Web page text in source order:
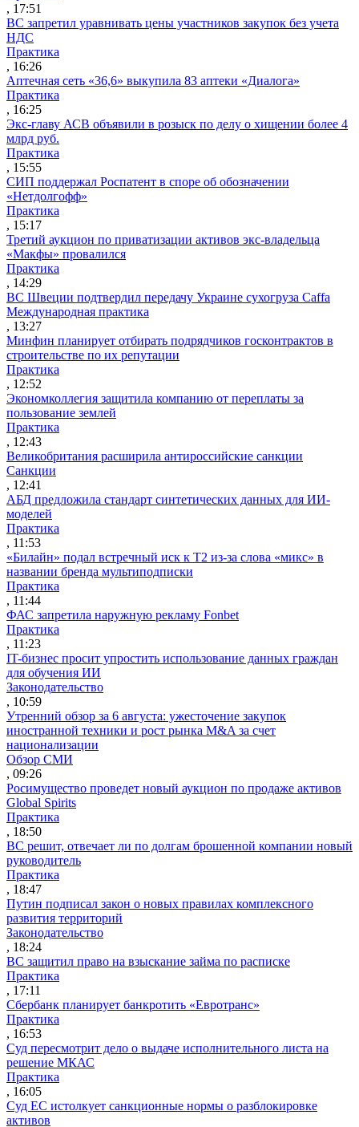
, 17:51
ВС запретил уравнивать цены участников закупок без учета
НДС
Практика
, 16:26
Аптечная сеть «36,6» выкупила 83 аптеки «Диалога»
Практика
, 16:25
Экс-главу АСВ объявили в розыск по делу о хищении более 4
млрд руб.
Практика
, 15:55
СИП поддержал Роспатент в споре об обозначении
«Нетдолгофф»
Практика
, 15:17
Третий аукцион по приватизации активов экс-владельца
«Макфы» провалился
Практика
, 14:29
ВС Швеции подтвердил передачу Украине сухогруза Caffa
Международная практика
, 13:27
Минфин планирует отбирать подрядчиков госконтрактов в
строительстве по их репутации
Практика
, 12:52
Экономколлегия защитила компанию от переплаты за
пользование землей
Практика
, 12:43
Великобритания расширила антироссийские санкции
Санкции
, 12:41
АБД предложила стандарт синтетических данных для ИИ-
моделей
Практика
, 11:53
«Билайн» подал встречный иск к Т2 из-за слова «микс» в
названии бренда мультиподписки
Практика
, 11:44
ФАС запретила наружную рекламу Fonbet
Практика
, 11:23
IT-бизнес просит упростить использование данных граждан
для обучения ИИ
Законодательство
, 10:59
Утренний обзор за 6 августа: ужесточение закупок
иностранной техники и рост рынка M&A за счет
национализации
Обзор СМИ
, 09:26
Росимущество проведет новый аукцион по продаже активов
Global Spirits
Практика
, 18:50
ВС решит, отвечает ли по долгам брошенной компании новый
руководитель
Практика
, 18:47
Путин подписал закон о новых правилах комплексного
развития территорий
Законодательство
, 18:24
ВС защитил право на взыскание займа по расписке
Практика
, 17:11
Сбербанк планирует банкротить «Евротранс»
Практика
, 16:53
Суд пересмотрит дело о выдаче исполнительного листа на
решение МКАС
Практика
, 16:05
Суд ЕС истолкует санкционные нормы о разблокировке
активов